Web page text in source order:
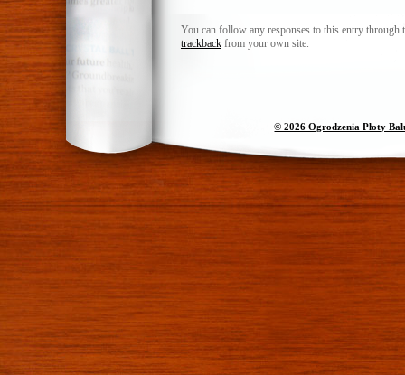
You can follow any responses to this entry through
trackback from your own site.
© 2026 Ogrodzenia Płoty